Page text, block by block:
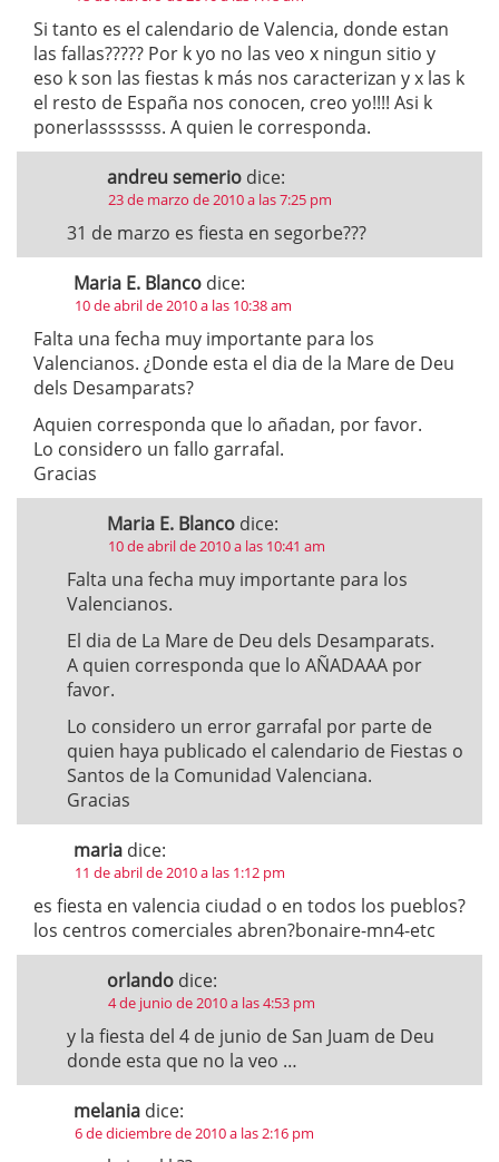
Si tanto es el calendario de Valencia, donde estan
las fallas????? Por k yo no las veo x ningun sitio y
eso k son las fiestas k más nos caracterizan y x las k
el resto de España nos conocen, creo yo!!!! Asi k
ponerlasssssss. A quien le corresponda.
andreu semerio dice:
23 de marzo de 2010 a las 7:25 pm
31 de marzo es fiesta en segorbe???
Maria E. Blanco dice:
10 de abril de 2010 a las 10:38 am
Falta una fecha muy importante para los
Valencianos. ¿Donde esta el dia de la Mare de Deu
dels Desamparats?
Aquien corresponda que lo añadan, por favor.
Lo considero un fallo garrafal.
Gracias
Maria E. Blanco dice:
10 de abril de 2010 a las 10:41 am
Falta una fecha muy importante para los
Valencianos.
El dia de La Mare de Deu dels Desamparats.
A quien corresponda que lo AÑADAAA por
favor.
Lo considero un error garrafal por parte de
quien haya publicado el calendario de Fiestas o
Santos de la Comunidad Valenciana.
Gracias
maria dice:
11 de abril de 2010 a las 1:12 pm
es fiesta en valencia ciudad o en todos los pueblos?
los centros comerciales abren?bonaire-mn4-etc
orlando dice:
4 de junio de 2010 a las 4:53 pm
y la fiesta del 4 de junio de San Juam de Deu
donde esta que no la veo …
melania dice:
6 de diciembre de 2010 a las 2:16 pm